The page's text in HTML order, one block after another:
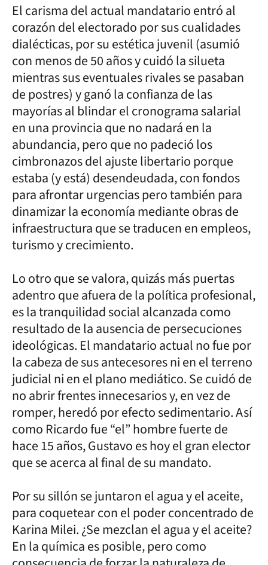
El carisma del actual mandatario entró al
corazón del electorado por sus cualidades
dialécticas, por su estética juvenil (asumió
con menos de 50 años y cuidó la silueta
mientras sus eventuales rivales se pasaban
de postres) y ganó la confianza de las
mayorías al blindar el cronograma salarial
en una provincia que no nadará en la
abundancia, pero que no padeció los
cimbronazos del ajuste libertario porque
estaba (y está) desendeudada, con fondos
para afrontar urgencias pero también para
dinamizar la economía mediante obras de
infraestructura que se traducen en empleos,
turismo y crecimiento.
Lo otro que se valora, quizás más puertas
adentro que afuera de la política profesional,
es la tranquilidad social alcanzada como
resultado de la ausencia de persecuciones
ideológicas. El mandatario actual no fue por
la cabeza de sus antecesores ni en el terreno
judicial ni en el plano mediático. Se cuidó de
no abrir frentes innecesarios y, en vez de
romper, heredó por efecto sedimentario. Así
como Ricardo fue “el” hombre fuerte de
hace 15 años, Gustavo es hoy el gran elector
que se acerca al final de su mandato.
Por su sillón se juntaron el agua y el aceite,
para coquetear con el poder concentrado de
Karina Milei. ¿Se mezclan el agua y el aceite?
En la química es posible, pero como